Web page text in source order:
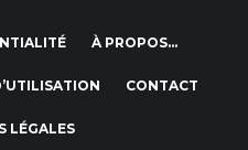
À PROPOS…
CONTACT
LÉGALES